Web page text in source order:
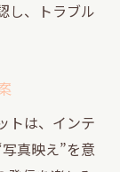
し、トラブル
トは、インテ
真映え”を意